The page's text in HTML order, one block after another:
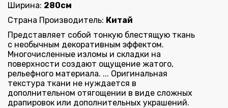
Ширина: 280см
Страна Производитель: Китай
Представляет собой тонкую блестящую ткань
с необычным декоративным эффектом.
Многочисленные изломы и складки на
поверхности создают ощущение жатого,
рельефного материала. ... Оригинальная
текстура ткани не нуждается в
дополнительном отягощении в виде сложных
драпировок или дополнительных украшений.